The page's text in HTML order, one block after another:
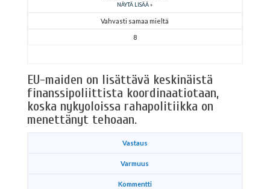
NÄYTÄ LISÄÄ
Vahvasti samaa mieltä
8
EU-maiden on lisättävä keskinäistä
finanssipoliittista koordinaatiotaan,
koska nykyoloissa rahapolitiikka on
menettänyt tehoaan.
Vastaus
Varmuus
Kommentti